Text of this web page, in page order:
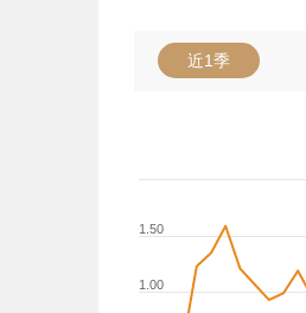
近1季
1.00
1.50